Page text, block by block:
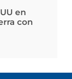
en
con